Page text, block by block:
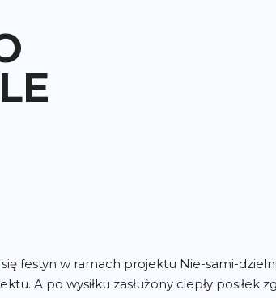
festyn w ramach projektu Nie-sami-
A po wysiłku zasłużony ciepły posiłek